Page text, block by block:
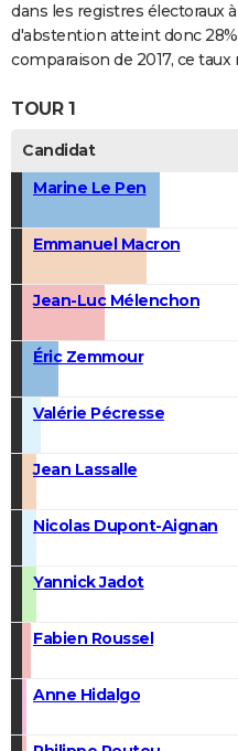
dans les registres électoraux
d'abstention atteint donc
comparaison de 2017, ce
TOUR 1
Candidat
Marine Le Pen
Emmanuel Macron
Jean-Luc Mélenchon
Éric Zemmour
Valérie Pécresse
Jean Lassalle
Nicolas Dupont-Aignan
Yannick Jadot
Fabien Roussel
Anne Hidalgo